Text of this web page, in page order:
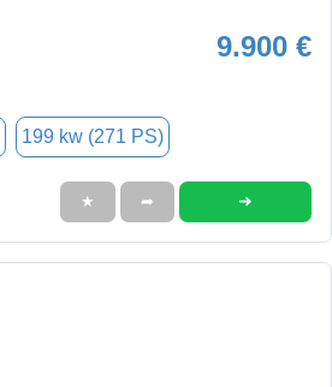
9.900 €
199 kw (271 PS)
★ ➦ ➜